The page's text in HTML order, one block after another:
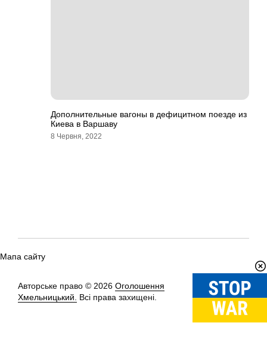
Дополнительные вагоны в дефицитном поезде из
Киева в Варшаву
8 Червня, 2022
Мапа сайту
Авторське право © 2026 Оголошення
Хмельницький.
Всі права захищені.
Вгору↑